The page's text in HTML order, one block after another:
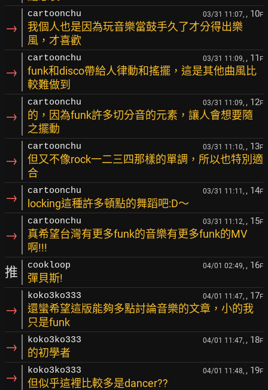
→
cartoonchu 03/31 11:07, , 10F
我個人也是因為玩音樂當鼓手久了才分得出樂
風，才喜歡
→
cartoonchu 03/31 11:09, , 11 F
funk和disco帶給人律動和搖擺，這是其他曲風比
較難做到
→
cartoonchu 03/31 11:09, , 12F
的，因為funk許多切分音的元素，讓人會想要隨
之擺動
→
cartoonchu 03/31 11:10, , 13F
但又不像rock一二三四那樣的單調，所以也特別適
合
→ cartoonchu 03/31 11:11, , 14F
locking這種許多頓點的舞蹈吧:D～
→
cartoonchu 03/31 11:12, , 15F
真希望台灣有更多funk的音樂有更多funk的MV
啊!!!
推 cookloop 04/01 02:49, , 16F
彈貝斯!
→
koko3ko333 04/01 11:47, , 17F
還蠻希望這版能夠多點討論音樂的文章，小的我
只是funk
→ koko3ko333 04/01 11:47, , 18F
的初學者
→ koko3ko333 04/01 11:48, , 19F
但似乎這裡比較多是dancer??